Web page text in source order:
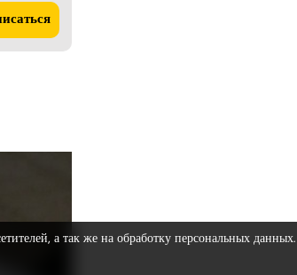
а так же на обработку персональных